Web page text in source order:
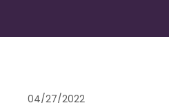
04/27/2022